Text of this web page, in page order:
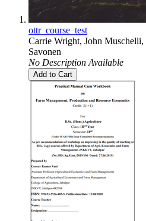
ottr_course_test
Carrie Wright, John Muschelli,
Savonen
No Description Available
Add to Cart